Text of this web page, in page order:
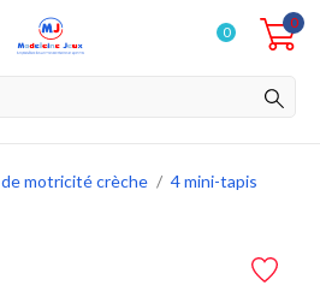
0
0
de motricité crèche 4 mini-tapis